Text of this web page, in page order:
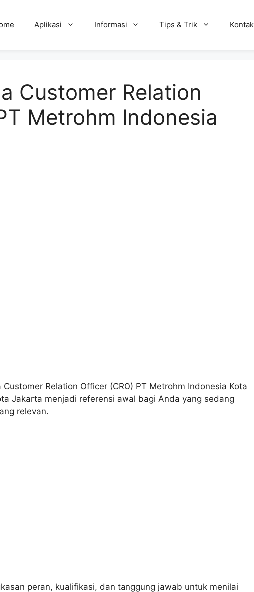
Aplikasi Informasi Tips & Trik Kontak
Customer Relation
Metrohm Indonesia
Relation Officer (CRO) PT Metrohm Indonesia Kota
Jakarta menjadi referensi awal bagi Anda yang sedang
relevan.
peran, kualifikasi, dan tanggung jawab untuk menilai